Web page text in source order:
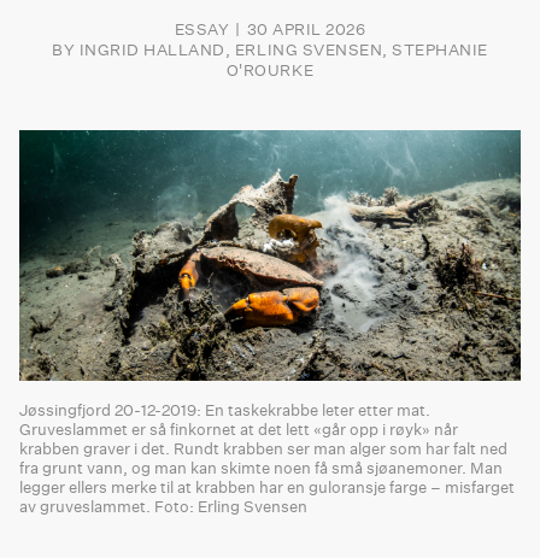
ESSAY
30 APRIL 2026
BY INGRID HALLAND ERLING SVENSEN STEPHANIE
O'ROURKE
Jøssingfjord 20-12-2019: En taskekrabbe leter etter mat.
Gruveslammet er så finkornet at det lett «går opp i røyk» når
krabben graver i det. Rundt krabben ser man alger som har falt ned
fra grunt vann, og man kan skimte noen få små sjøanemoner. Man
legger ellers merke til at krabben har en guloransje farge – misfarget
av gruveslammet. Foto: Erling Svensen